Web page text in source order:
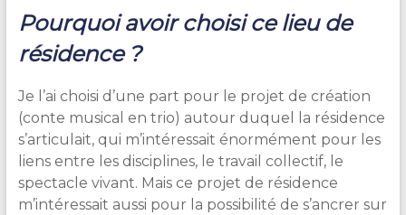
Pourquoi avoir choisi ce lieu de
résidence ?
Je l’ai choisi d’une part pour le projet de création
(conte musical en trio) autour duquel la résidence
s’articulait, qui m’intéressait énormément pour les
liens entre les disciplines, le travail collectif, le
spectacle vivant. Mais ce projet de résidence
m’intéressait aussi pour la possibilité de s’ancrer sur